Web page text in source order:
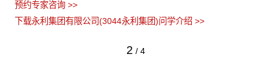
下载永利集团有限公司(3044永利集团)问学介绍 >>
3 / 4